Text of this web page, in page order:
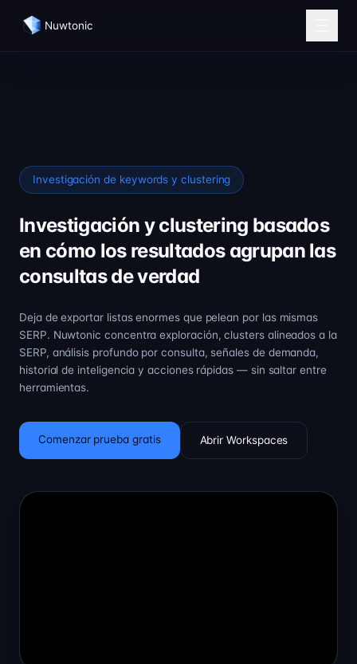
Nuwtonic
Investigación de keywords y clustering
Investigación y clustering basados
en cómo los resultados agrupan las
consultas de verdad
Deja de exportar listas enormes que pelean por las mismas
SERP. Nuwtonic concentra exploración, clusters alineados a la
SERP, análisis profundo por consulta, señales de demanda,
historial de inteligencia y acciones rápidas — sin saltar entre
herramientas.
Comenzar prueba gratis Abrir Workspaces